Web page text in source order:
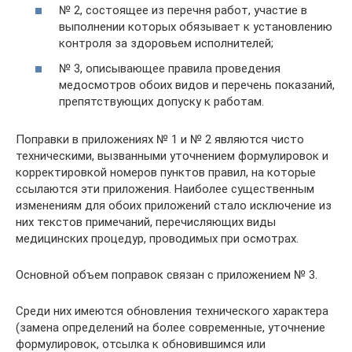
№ 2, состоящее из перечня работ, участие в
выполнении которых обязывает к установлению
контроля за здоровьем исполнителей;
№ 3, описывающее правила проведения
медосмотров обоих видов и перечень показаний,
препятствующих допуску к работам.
Поправки в приложениях № 1 и № 2 являются чисто
техническими, вызванными уточнением формулировок и
корректировкой номеров пунктов правил, на которые
ссылаются эти приложения. Наиболее существенным
изменениям для обоих приложений стало исключение из
них текстов примечаний, перечисляющих виды
медицинских процедур, проводимых при осмотрах.
Основной объем поправок связан с приложением № 3.
Среди них имеются обновления технического характера
(замена определений на более современные, уточнение
формулировок, отсылка к обновившимся или